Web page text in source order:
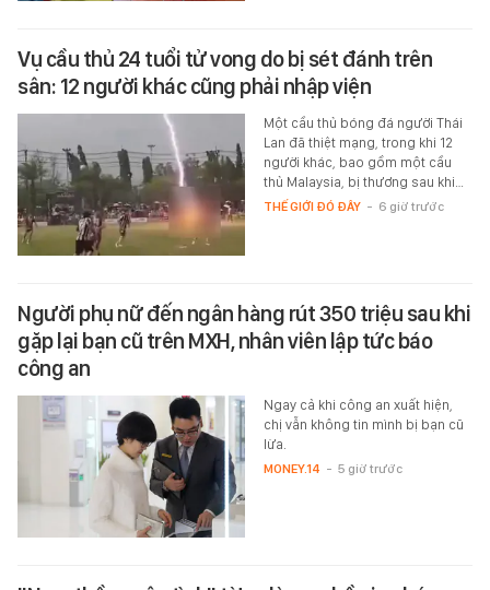
Vụ cầu thủ 24 tuổi tử vong do bị sét đánh trên
sân: 12 người khác cũng phải nhập viện
Một cầu thủ bóng đá người Thái
Lan đã thiệt mạng, trong khi 12
người khác, bao gồm một cầu
thủ Malaysia, bị thương sau khi…
THẾ GIỚI ĐÓ ĐÂY - 6 giờ trước
Người phụ nữ đến ngân hàng rút 350 triệu sau khi
gặp lại bạn cũ trên MXH, nhân viên lập tức báo
công an
Ngay cả khi công an xuất hiện,
chị vẫn không tin mình bị bạn cũ
lừa.
MONEY.14 - 5 giờ trước